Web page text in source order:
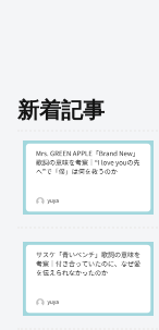
新着記事